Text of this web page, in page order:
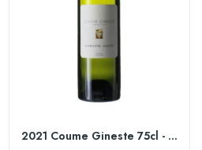
2021 Coume Gineste 75cl - Domaine Gauby